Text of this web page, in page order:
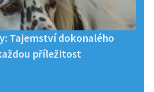
Tajemství dokonalého
příležitost